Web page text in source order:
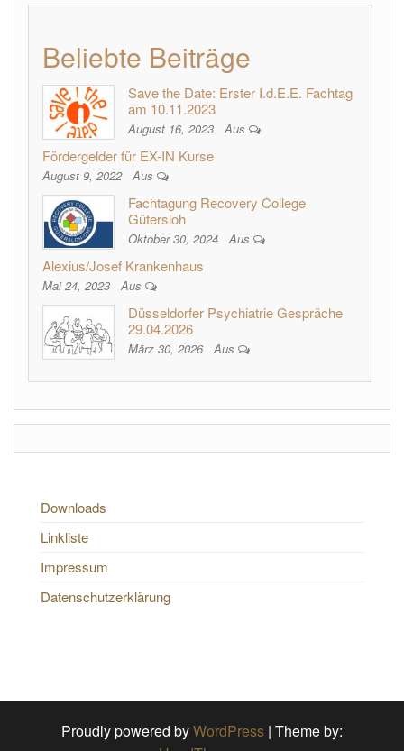
Beliebte Beiträge
Save the Date: Erster I.d.E.E. Fachtag
am 10.11.2023
August 16, 2023 Aus
Fördergelder für EX-IN Kurse
August 9, 2022 Aus
Fachtagung Recovery College
Gütersloh
Oktober 30, 2024 Aus
Alexius/Josef Krankenhaus
Mai 24, 2023 Aus
Düsseldorfer Psychiatrie Gespräche
29.04.2026
März 30, 2026 Aus
Downloads
Linkliste
Impressum
Datenschutzerklärung
Proudly powered byWordPress | Theme by: